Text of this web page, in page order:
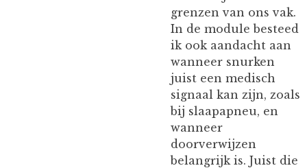
grenzen van ons vak.
In de module besteed
ik ook aandacht aan
wanneer snurken
juist een medisch
signaal kan zijn, zoals
bij slaapapneu, en
wanneer
doorverwijzen
belangrijk is. Juist die